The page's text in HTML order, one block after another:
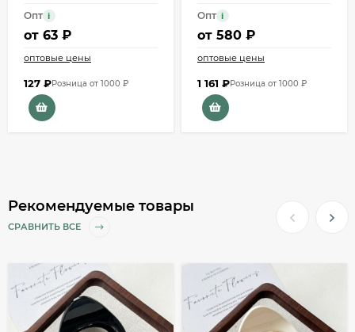
Опт i
от 63 ₽
оптовые цены
127 ₽Розница от 1000 ₽
Опт i
от 580 ₽
оптовые цены
1 161 ₽Розница от 1000 ₽
Рекомендуемые товары
СРАВНИТЬ ВСЕ